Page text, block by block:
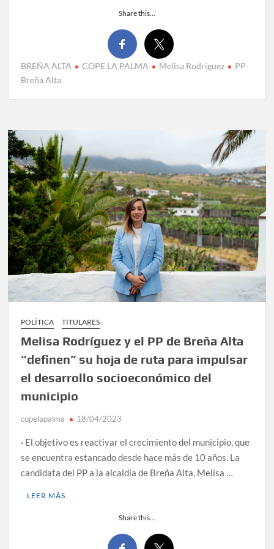
Share this...
BREÑA ALTA COPE LA PALMA Melisa Rodríguez
PP
Breña Alta
POLÍTICA TITULARES
Melisa Rodríguez y el PP de Breña Alta
“definen” su hoja de ruta para impulsar
el desarrollo socioeconómico del
municipio
copelapalma 18/04/2023
· El objetivo es reactivar el crecimiento del municipio, que
se encuentra estancado desde hace más de 10 años. La
candidata del PP a la alcaldía de Breña Alta, Melisa …
LEER MÁS
Share this...